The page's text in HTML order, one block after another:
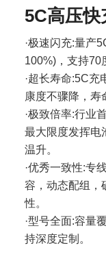
5C高压快
·极速闪充:量产
100%)，支持70
·超长寿命:5C
康度不骤降，寿
·极致倍率:行业
最大限度发挥电
温升。
·优秀一致性:专
容，动态配组，
性。
·型号全面:容量
持深度定制。